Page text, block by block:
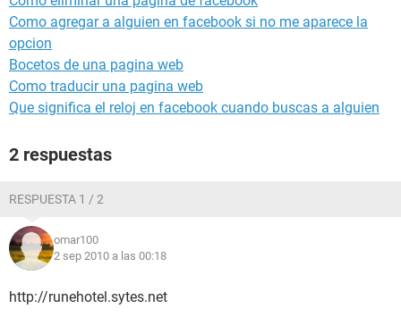
Como agregar a alguien en facebook si no me aparece la
opcion
Bocetos de una pagina web
Como traducir una pagina web
Que significa el reloj en facebook cuando buscas a alguien
2 respuestas
RESPUESTA 1 / 2
omar100
2 sep 2010 a las 00:18
http://runehotel.sytes.net